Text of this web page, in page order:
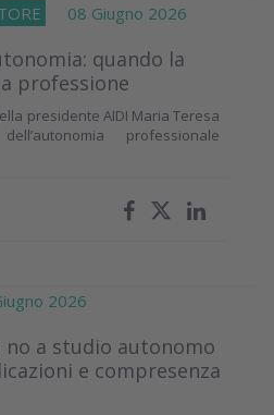
08 Giugno 2026
quando la
professione
presidente AIDI Maria Teresa
professionale
2026
no a studio autonomo
e compresenza